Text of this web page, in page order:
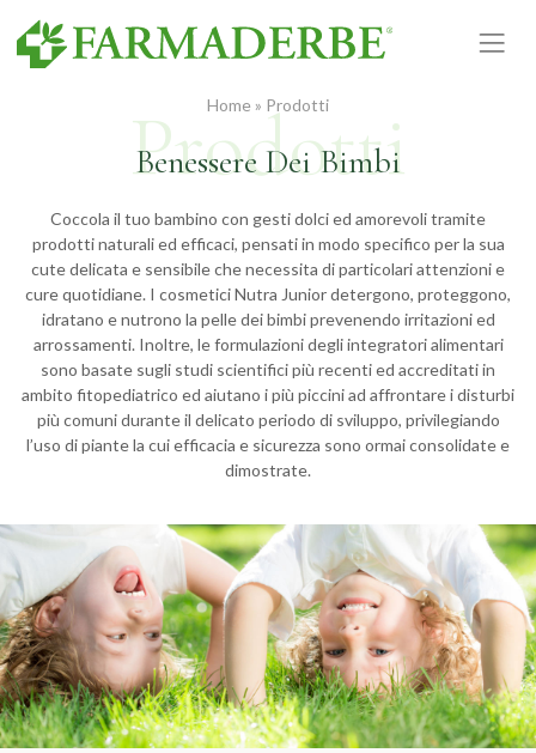
contenuto
Home » Prodotti
Benessere Dei Bimbi
Coccola il tuo bambino con gesti dolci ed amorevoli tramite
prodotti naturali ed efficaci, pensati in modo specifico per la sua
cute delicata e sensibile che necessita di particolari attenzioni e
cure quotidiane. I cosmetici Nutra Junior detergono, proteggono,
idratano e nutrono la pelle dei bimbi prevenendo irritazioni ed
arrossamenti. Inoltre, le formulazioni degli integratori alimentari
sono basate sugli studi scientifici più recenti ed accreditati in
ambito fitopediatrico ed aiutano i più piccini ad affrontare i disturbi
più comuni durante il delicato periodo di sviluppo, privilegiando
l’uso di piante la cui efficacia e sicurezza sono ormai consolidate e
dimostrate.